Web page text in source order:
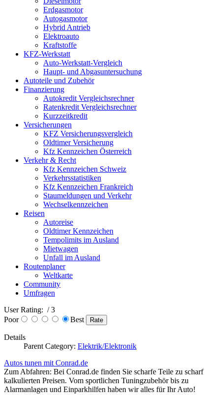
Erdgasmotor
Autogasmotor
Hybrid Antrieb
Elektroauto
Kraftstoffe
KFZ-Werkstatt
Auto-Werkstatt-Vergleich
Haupt- und Abgasuntersuchung
Autoteile und Zubehör
Finanzierung
Autokredit Vergleichsrechner
Ratenkredit Vergleichsrechner
Kurzzeitkredit
Versicherungen
KFZ Versicherungsvergleich
Oldtimer Versicherung
Kfz Kennzeichen Österreich
Verkehr & Recht
Kfz Kennzeichen Schweiz
Verkehrsstatistiken
Kfz Kennzeichen Frankreich
Staumeldungen und Verkehr
Wechselkennzeichen
Reisen
Autoreise
Oldtimer Kennzeichen
Tempolimits im Ausland
Mietwagen
Unfall im Ausland
Routenplaner
Weltkarte
Community
Umfragen
User Rating: / 3
Poor
Best
Details
Parent Category: Elektrik/Elektronik
Autos tunen mit Conrad.de
Zum Abfahren: Bei Conrad.de finden Sie scharfe Teile zu scharf
kalkulierten Preisen. Vom sportlichen Tuningzubehör bis zu
Alarmanlagen und Einparkhilfen haben wir alles für Ihr Auto!